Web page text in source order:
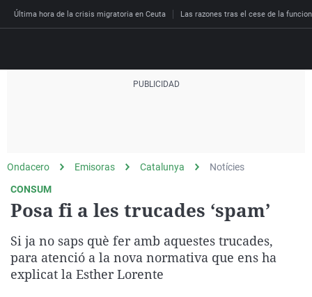
Última hora de la crisis migratoria en Ceuta Las razones tras el cese de la
Julia en la onda
La brújula
Radioestadio
Expedientes del más
El viaje del Guernica
Invisibles
Baleares
Cantabria
Cataluña
Economía
Deportes
Tenis
Motor
El tiempo
Más noticias
Salud
Cultura
Ciencia y Tecnología
Ondacero Emisoras Catalunya
Notícies
CONSUM
Posa fi a les trucades ‘spam’
Si ja no saps què fer amb aquestes trucades,
para atenció a la nova normativa que ens ha
explicat la Esther Lorente